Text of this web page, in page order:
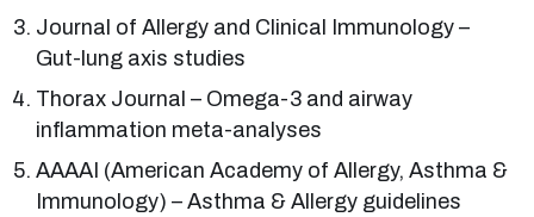
Journal of Allergy and Clinical Immunology –
Gut-lung axis studies
Thorax Journal – Omega-3 and airway
inflammation meta-analyses
AAAAI (American Academy of Allergy, Asthma &
Immunology) – Asthma & Allergy guidelines